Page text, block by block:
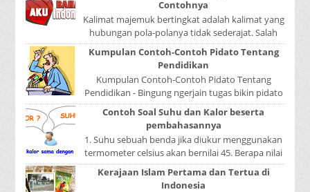
Contohnya
Kalimat majemuk bertingkat adalah kalimat yang
hubungan pola-polanya tidak sederajat. Salah
satu pola menduduki sebagai induk kalimat, se...
Kumpulan Contoh-Contoh Pidato Tentang
Pendidikan
Kumpulan Contoh-Contoh Pidato Tentang
Pendidikan - Bingung ngerjain tugas bikin pidato
sekolah? Atau sedang nyari kumpulan contoh-
contoh ...
Contoh Soal Suhu dan Kalor beserta
pembahasannya
1. Suhu sebuah benda jika diukur menggunakan
termometer celsius akan bernilai 45. Berapa nilai
yang ditunjukkan oleh termometer Reamur, ...
Kerajaan Islam Pertama dan Tertua di
Indonesia